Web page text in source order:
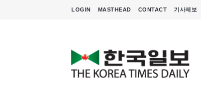
LOGIN MASTHEAD CONTACT 기사제보